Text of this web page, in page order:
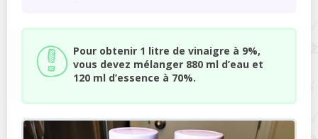
Pour obtenir 1 litre de vinaigre à 9%,
vous devez mélanger 880 ml d’eau et
120 ml d’essence à 70%.